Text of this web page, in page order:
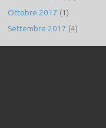
Ottobre 2017 (1)
Settembre 2017 (4)